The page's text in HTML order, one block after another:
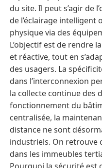
du site. Il peut s’agir de
de l’éclairage intelligent
physique via des
L’objectif est de rendre
et réactive, tout en
des usagers. La
dans l’interconnexion
la collecte continue des
fonctionnement du
centralisée, la
distance ne sont
industriels. On retrouve
dans les immeubles